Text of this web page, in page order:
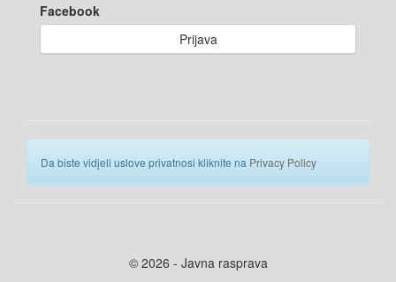
Facebook
Prijava
Da biste vidjeli uslove privatnosi kliknite na Privacy Policy
© 2026 - Javna rasprava